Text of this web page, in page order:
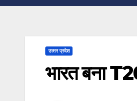
उत्‍तर प्रदेश
भारत बना